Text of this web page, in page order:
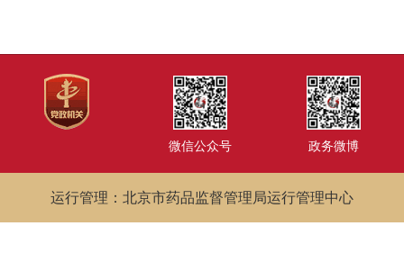
微信公众号 政务微博
运行管理：北京市药品监督管理局运行管理中心